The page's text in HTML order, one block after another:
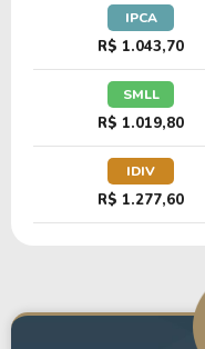
IPCA
R$ 1.043,70
SMLL
R$ 1.019,80
IDIV
R$ 1.277,60